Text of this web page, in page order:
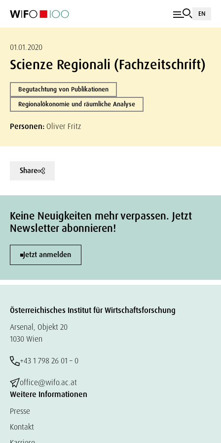
EN
01.01.2020
Scienze Regionali (Fachzeitschrift)
Begutachtung von Publikationen
Regionalökonomie und räumliche Analyse
Personen: Oliver Fritz
Share
Keine Neuigkeiten mehr verpassen. Jetzt
Newsletter abonnieren!
Jetzt anmelden
Österreichisches Institut für Wirtschaftsforschung
Arsenal, Objekt 20
1030 Wien
+43 1 798 26 01 – 0
office@wifo.ac.at
Weitere Informationen
Presse
Kontakt